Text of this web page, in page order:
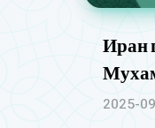
Иран
2025-